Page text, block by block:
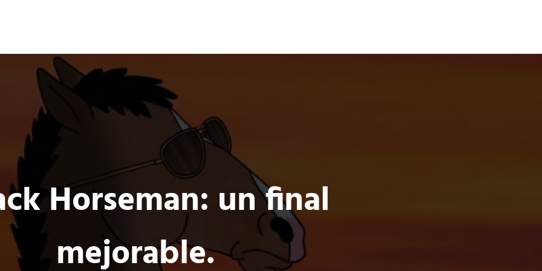
Comunidad de Ocio Online
Horseman: un final
mejorable.